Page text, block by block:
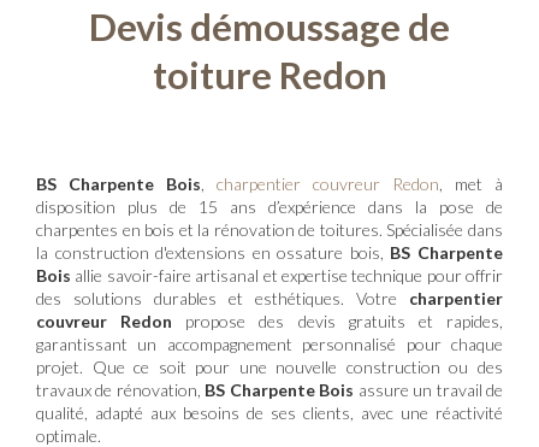
Devis démoussage de
toiture Redon
BS Charpente Bois charpentier couvreur Redon , met à
disposition plus de 15 ans d’expérience dans la pose de
charpentes en bois et la rénovation de toitures. Spécialisée dans
la construction d'extensions en ossature bois, BS Charpente
Bois allie savoir-faire artisanal et expertise technique pour offrir
des solutions durables et esthétiques. Votre charpentier
couvreur Redon propose des devis gratuits et rapides,
garantissant un accompagnement personnalisé pour chaque
projet. Que ce soit pour une nouvelle construction ou des
travaux de rénovation, BS Charpente Bois assure un travail de
qualité, adapté aux besoins de ses clients, avec une réactivité
optimale.